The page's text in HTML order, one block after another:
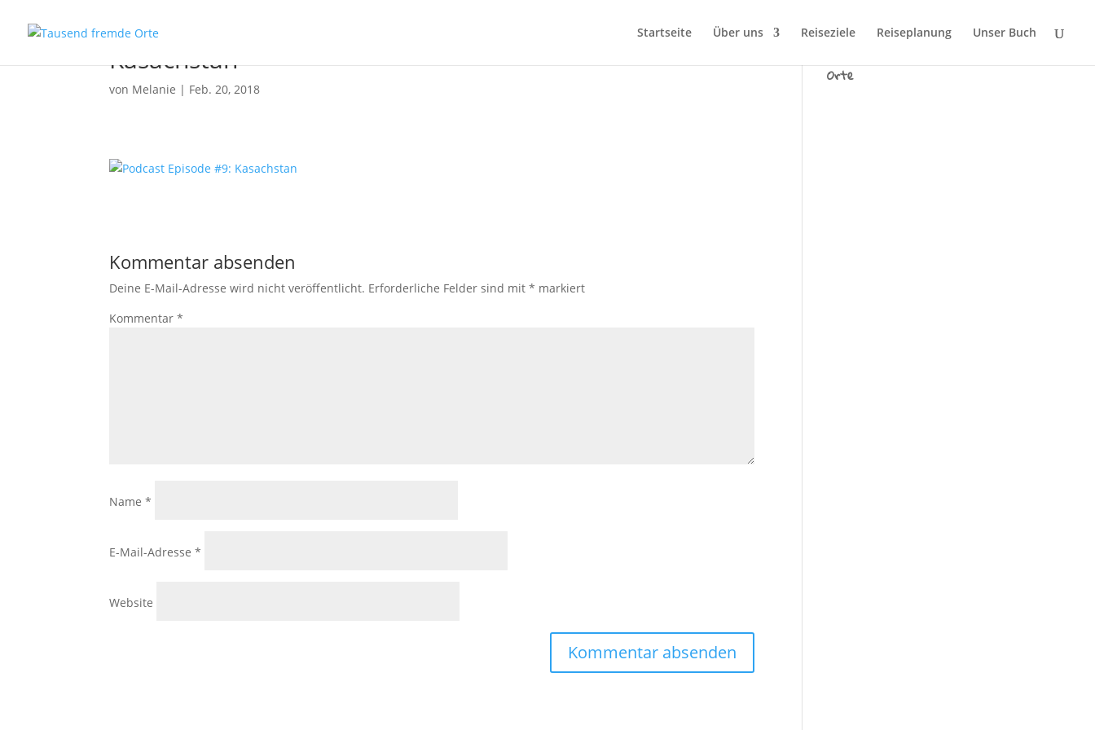
Startseite Über uns Reiseziele Reiseplanung Unser Buch
Kasachstan
von Melanie | Feb. 20, 2018
Kommentar absenden
Deine E-Mail-Adresse wird nicht veröffentlicht. Erforderliche Felder sind mit* markiert
Kommentar*
Name*
E-Mail-Adresse*
Website
Orte